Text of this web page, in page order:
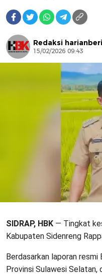
Redaksi
15/02/2026 09:43
SIDRAP, HBK — Tingkat
Kabupaten Sidenreng
Berdasarkan laporan
Provinsi Sulawesi